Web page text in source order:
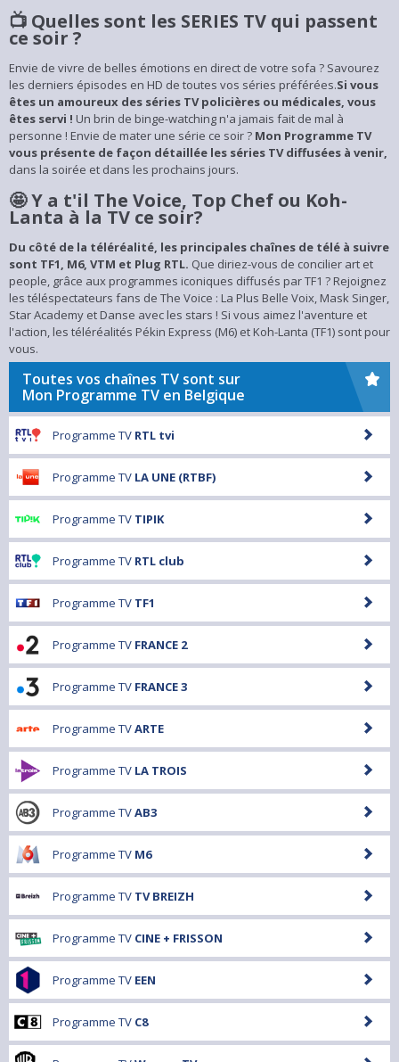
📺 Quelles sont les SERIES TV qui passent
ce soir ?
Envie de vivre de belles émotions en direct de votre sofa ? Savourez
les derniers épisodes en HD de toutes vos séries préférées.Si vous
êtes un amoureux des séries TV policières ou médicales, vous
êtes servi ! Un brin de binge-watching n'a jamais fait de mal à
personne ! Envie de mater une série ce soir ? Mon Programme TV
vous présente de façon détaillée les séries TV diffusées à venir,
dans la soirée et dans les prochains jours.
🤩 Y a t'il The Voice, Top Chef ou Koh-
Lanta à la TV ce soir?
Du côté de la téléréalité, les principales chaînes de télé à suivre
sont TF1, M6, VTM et Plug RTL. Que diriez-vous de concilier art et
people, grâce aux programmes iconiques diffusés par TF1 ? Rejoignez
les téléspectateurs fans de The Voice : La Plus Belle Voix, Mask Singer,
Star Academy et Danse avec les stars ! Si vous aimez l'aventure et
l'action, les téléréalités Pékin Express (M6) et Koh-Lanta (TF1) sont pour
vous.
Toutes vos chaînes TV sont sur
Mon Programme TV en Belgique
Programme TV RTL tvi
Programme TV LA UNE (RTBF)
Programme TV TIPIK
Programme TV RTL club
Programme TV TF1
Programme TV FRANCE 2
Programme TV FRANCE 3
Programme TVARTE
Programme TV LA TROIS
Programme TVAB3
Programme TV M6
Programme TV TV BREIZH
Programme TV CINE + FRISSON
Programme TV EEN
Programme TV C8